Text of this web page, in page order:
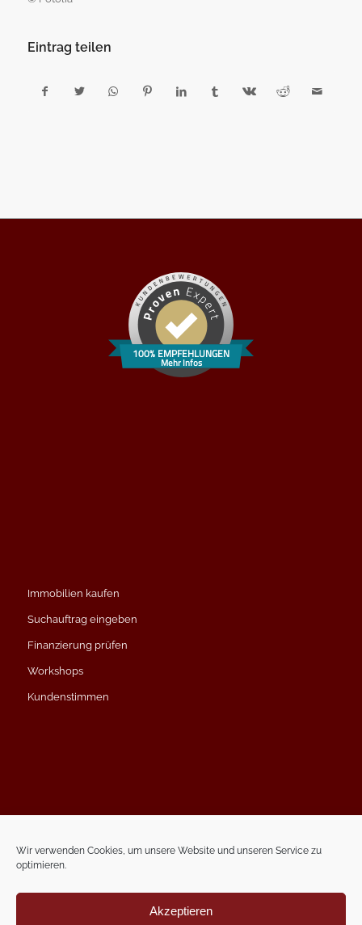
Wir verwenden Cookies, um unsere Website und unseren Service zu
optimieren.
Akzeptieren
Eintrag teilen
100% EMPFEHLUNGEN
Mehr Infos
Immobilien kaufen
Suchauftrag eingeben
Finanzierung prüfen
Workshops
Kundenstimmen
Datenschutzerklärung